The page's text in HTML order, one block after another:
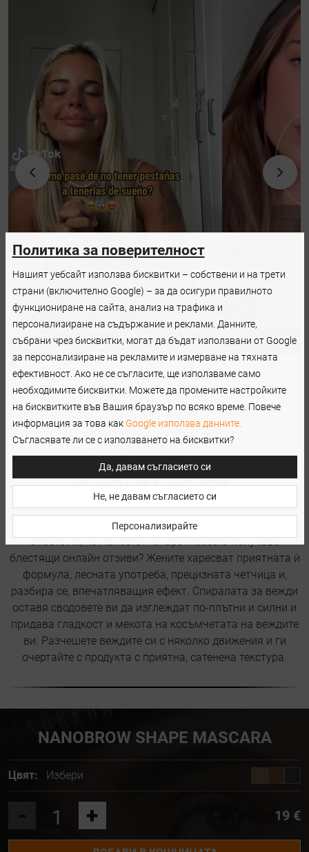
Знаете ли, че Nanobrow Shape Mascara получава
блестящи онлайн отзиви? Жените харесват приятната ѝ
формула, лесната употреба, прецизната четчица и,
разбира се, впечатляващия ефект. Спиралата за вежди
оставя сводовете ви да изглеждат по-плътни и силни и
придава гладкост и мекота на косъмчетата на веждите
ви. Разчешете веждите си с няколко движения и ги
очертайте с продукта с приятна, сатенена текстура.
NANOBROW SHAPE MASCARA
Цвят: Избери
+ 19 €
Политика за поверителност
Нашият уебсайт използва бисквитки – собствени и на трети
страни (включително Google) – за да осигури правилното
функциониране на сайта, анализ на трафика и
персонализиране на съдържание и реклами. Данните,
събрани чрез бисквитки, могат да бъдат използвани от Google
за персонализиране на рекламите и измерване на тяхната
ефективност. Ако не се съгласите, ще използваме само
необходимите бисквитки. Можете да промените настройките
на бисквитките във Вашия браузър по всяко време. Повече
информация за това как Google използва данните.
Съгласявате ли се с използването на бисквитки?
Да, давам съгласието си
Не, не давам съгласието си
Персонализирайте